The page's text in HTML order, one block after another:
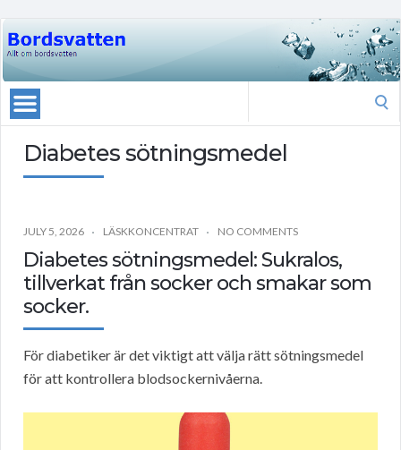
Diabetes sötningsmedel
JULY 5, 2026 LÄSKKONCENTRAT NO COMMENTS
Diabetes sötningsmedel: Sukralos,
tillverkat från socker och smakar som
socker.
För diabetiker är det viktigt att välja rätt sötningsmedel
för att kontrollera blodsockernivåerna.